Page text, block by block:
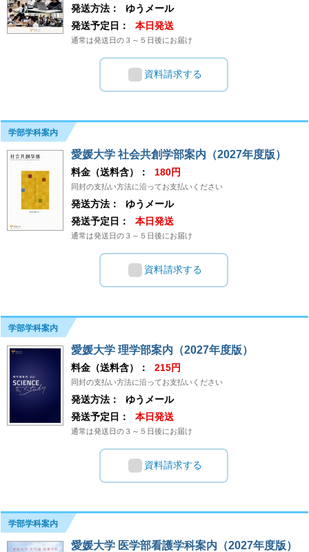
発送方法：
ゆうメール
発送予定日：
本日発送
通常は発送日の３～５日後にお届け
資料請求する
学部学科案内
愛媛大学 社会共創学部案内（2027年度版）
料金（送料含）： 180円
同封の支払い方法に沿ってお支払いください
発送方法：
ゆうメール
発送予定日：
本日発送
通常は発送日の３～５日後にお届け
資料請求する
学部学科案内
愛媛大学 理学部案内（2027年度版）
料金（送料含）： 215円
同封の支払い方法に沿ってお支払いください
発送方法：
ゆうメール
発送予定日：
本日発送
通常は発送日の３～５日後にお届け
資料請求する
学部学科案内
愛媛大学 医学部看護学科案内（2027年度版）